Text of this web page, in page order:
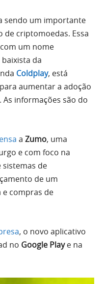
sendo um importante
criptomoedas. Essa
um nome
baixista da
Coldplay, está
aumentar a adoção
informações são do
a Zumo, uma
e com foco na
sistemas de
de um
compras de
, o novo aplicativo
no Google Playe na